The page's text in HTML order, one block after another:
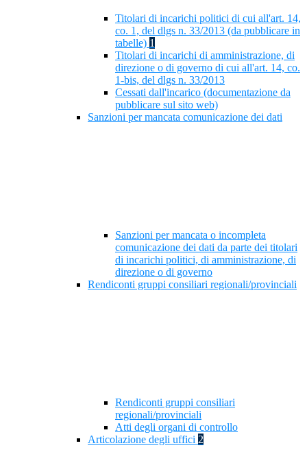
Titolari di incarichi politici di cui all'art. 14,
co. 1, del dlgs n. 33/2013 (da pubblicare in
tabelle) 1
Titolari di incarichi di amministrazione, di
direzione o di governo di cui all'art. 14, co.
1-bis, del dlgs n. 33/2013
Cessati dall'incarico (documentazione da
pubblicare sul sito web)
Sanzioni per mancata comunicazione dei dati
Sanzioni per mancata o incompleta
comunicazione dei dati da parte dei titolari
di incarichi politici, di amministrazione, di
direzione o di governo
Rendiconti gruppi consiliari regionali/provinciali
Rendiconti gruppi consiliari
regionali/provinciali
Atti degli organi di controllo
Articolazione degli uffici 2